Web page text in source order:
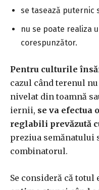
se tasează puternic
nu se poate realiza
corespunzător.
Pentru culturile
cazul când terenul
nivelat din toamnă
iernii, se va efectua
reglabili prevăzută
preziua semănatului
combinatorul.
Se consideră că